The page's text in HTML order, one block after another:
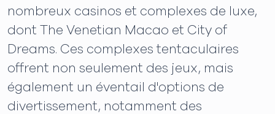
nombreux casinos et complexes de luxe,
dont The Venetian Macao et City of
Dreams. Ces complexes tentaculaires
offrent non seulement des jeux, mais
également un éventail d'options de
divertissement, notamment des